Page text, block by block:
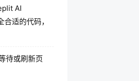
AI
适的代码，
待或刷新页